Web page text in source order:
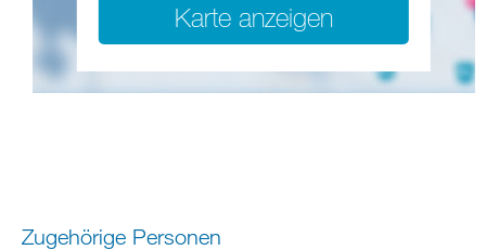
Karte anzeigen
Zugehörige Personen